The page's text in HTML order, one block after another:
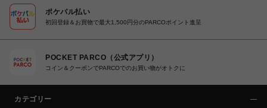
ポケパル払い
初回登録＆お買物で最大1,500円分のPARCOポイント進呈
POCKET PARCO（公式アプリ）
コイン＆クーポンでPARCOでのお買い物がオトクに
カテゴリー